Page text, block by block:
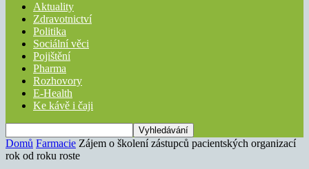
Aktuality
Zdravotnictví
Politika
Sociální věci
Pojištění
Pharma
Rozhovory
E-Health
Ke kávě i čaji
Domů Farmacie Zájem o školení zástupců pacientských organizací
rok od roku roste